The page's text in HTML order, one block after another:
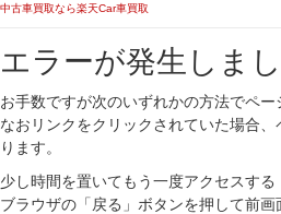
中古車買取なら楽天Car車買取
エラーが発生しま
お手数ですが次のいずれかの方法でペー
なおリンクをクリックされていた場合
ります。
少し時間を置いてもう一度アクセスする
ブラウザの「戻る」ボタンを押して前画